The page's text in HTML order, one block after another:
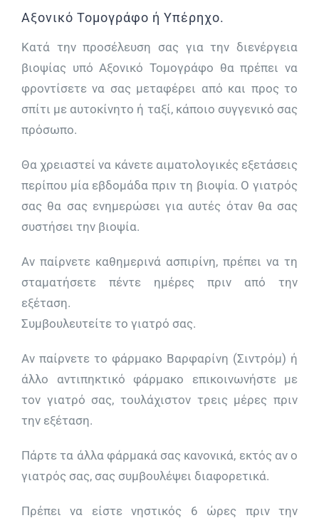
Αξονικό Τομογράφο ή Υπέρηχο.
Κατά την προσέλευση σας για την διενέργεια
βιοψίας υπό Αξονικό Τομογράφο θα πρέπει να
φροντίσετε να σας μεταφέρει από και προς το
σπίτι με αυτοκίνητο ή ταξί, κάποιο συγγενικό σας
πρόσωπο.
Θα χρειαστεί να κάνετε αιματολογικές εξετάσεις
περίπου μία εβδομάδα πριν τη βιοψία. Ο γιατρός
σας θα σας ενημερώσει για αυτές όταν θα σας
συστήσει την βιοψία.
Αν παίρνετε καθημερινά ασπιρίνη, πρέπει να τη
σταματήσετε πέντε ημέρες πριν από την
εξέταση.
Συμβουλευτείτε το γιατρό σας.
Αν παίρνετε το φάρμακο Βαρφαρίνη (Σιντρόμ) ή
άλλο αντιπηκτικό φάρμακο επικοινωνήστε με
τον γιατρό σας, τουλάχιστον τρεις μέρες πριν
την εξέταση.
Πάρτε τα άλλα φάρμακά σας κανονικά, εκτός αν ο
γιατρός σας, σας συμβουλέψει διαφορετικά.
Πρέπει να είστε νηστικός 6 ώρες πριν την